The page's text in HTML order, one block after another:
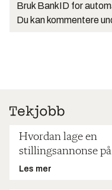
Bruk BankID for
Du kan kommentere
Hvordan lage en
stillingsannonse
Les mer